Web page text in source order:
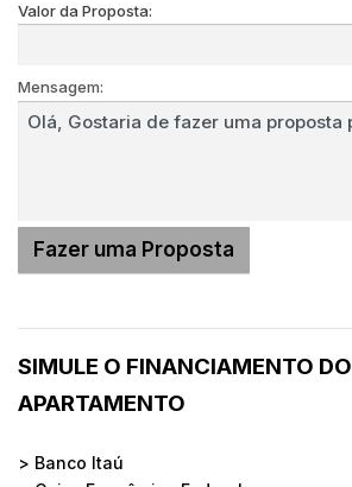
Valor da Proposta:
Mensagem:
SIMULE O FINANCIAMENTO DO
APARTAMENTO
> Banco Itaú